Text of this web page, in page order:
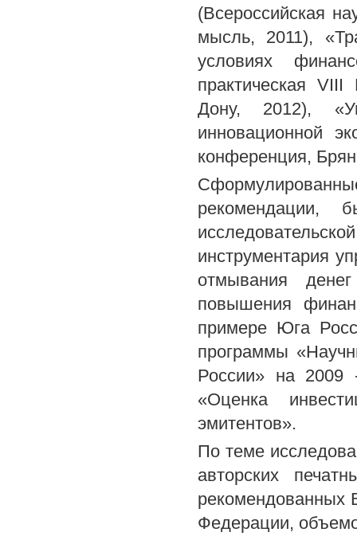
(Всероссийская
мысль, 2011),
условиях
практическая
Дону, 2012),
инновационной
конференция,
рекомендации,
инструментария
отмывания
повышения
примере Юга
программы
России» на 2009
«Оценка
эмитентов».
По теме
авторских
рекомендованных
Федерации,